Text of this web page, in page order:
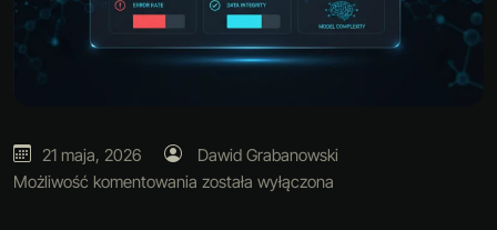
21 maja, 2026
Dawid Grabanowski
Możliwość komentowania została wyłączona